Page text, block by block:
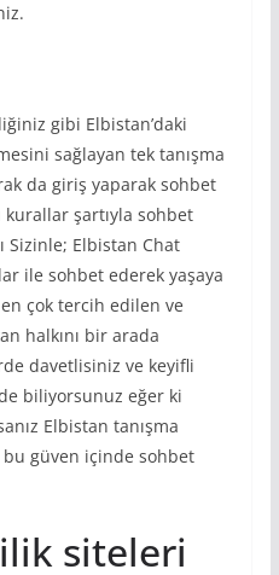
gibi Elbistan’daki
sağlayan tek tanışma
da giriş yaparak sohbet
şartıyla sohbet
Sizinle; Elbistan Chat
ile sohbet ederek yaşaya
çok tercih edilen ve
halkını bir arada
davetlisiniz ve keyifli
biliyorsunuz eğer ki
Elbistan tanışma
bu güven içinde sohbet
siteleri